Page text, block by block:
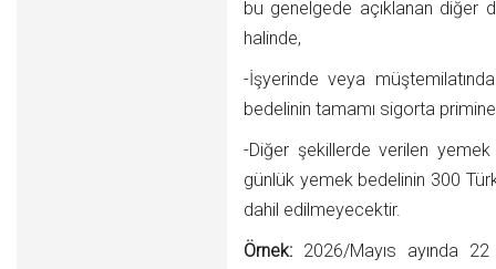
bu genelgede açıklanan diğer
halinde,
-İşyerinde veya
bedelinin tamamı sigorta
-Diğer şekillerde verilen yemek
günlük yemek bedelinin 300
dahil edilmeyecektir.
Örnek: 2026/Mayıs ayında